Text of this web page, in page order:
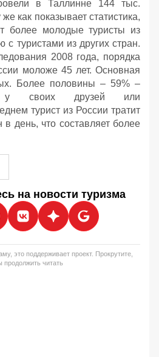
в Таллинне 144 тыс.
как показывает статистика,
более молодые туристы из
с туристами из других стран.
2008 года, порядка
моложе 45 лет. Основная
Более половины – 59% –
у своих друзей или
турист из России тратит
день, что составляет более
на новости туризма
это поддерживает проект. Прокрутите,
продолжить читать